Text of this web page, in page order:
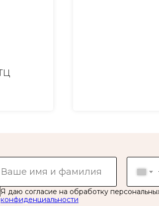
Я даю согласие на обработку
конфиденциальности